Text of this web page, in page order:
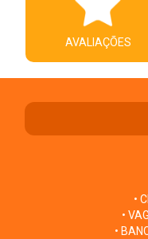
AVALIAÇÕES
•
•
•